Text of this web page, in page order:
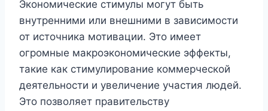
Экономические стимулы могут быть
внутренними или внешними в зависимости
от источника мотивации. Это имеет
огромные макроэкономические эффекты,
такие как стимулирование коммерческой
деятельности и увеличение участия людей.
Это позволяет правительству